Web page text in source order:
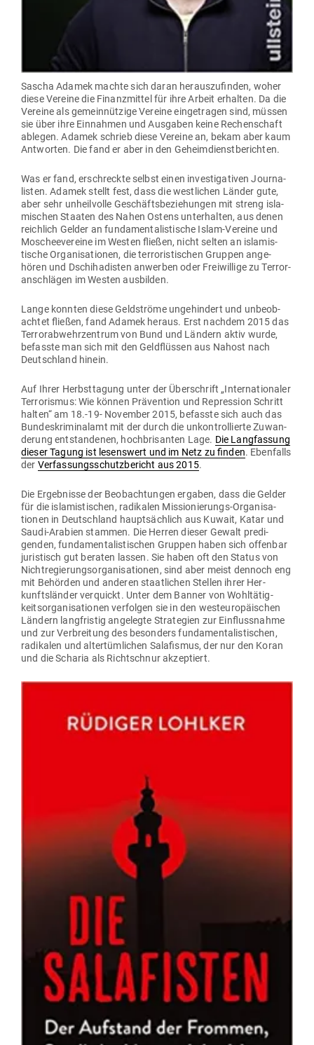
Sascha Adamek machte sich daran her­aus­zu­finden, woher
diese Vereine die Finanz­mittel für ihre Arbeit erhalten. Da die
Vereine als gemein­nützige Vereine ein­ge­tragen sind, müssen
sie über ihre Ein­nahmen und Aus­gaben keine Rechen­schaft
ablegen. Adamek schrieb diese Vereine an, bekam aber kaum
Ant­worten. Die fand er aber in den Geheimdienstberichten.
Was er fand, erschreckte selbst einen inves­ti­ga­tiven Jour­na­
listen. Adamek stellt fest, dass die west­lichen Länder gute,
aber sehr unheil­volle Geschäfts­be­zie­hungen mit streng isla­
mi­schen Staaten des Nahen Ostens unter­halten, aus denen
reichlich Gelder an fun­da­men­ta­lis­tische Islam-Vereine und
Moschee­vereine im Westen fließen, nicht selten an isla­mis­
tische Orga­ni­sa­tionen, die ter­ro­ris­ti­schen Gruppen ange­
hören und Dschi­ha­disten anwerben oder Frei­willige zu Ter­ror­
an­schlägen im Westen ausbilden.
Lange konnten diese Geld­ströme unge­hindert und unbe­ob­
achtet fließen, fand Adamek heraus. Erst nachdem 2015 das
Ter­ror­ab­wehr­zentrum von Bund und Ländern aktiv wurde,
befasste man sich mit den Geld­flüssen aus Nahost nach
Deutschland hinein.
Auf Ihrer Herbst­tagung unter der Über­schrift „Inter­na­tio­naler
Ter­ro­rismus: Wie können Prä­vention und Repression Schritt
halten“ am 18.-19- November 2015, befasste sich auch das
Bun­des­kri­mi­nalamt mit der durch die unkon­trol­lierte Zuwan­
derung ent­stan­denen, hoch­bri­santen Lage. Die Lang­fassung
dieser Tagung ist lesenswert und im Netz zu finden. Eben­falls
der Ver­fas­sungs­schutz­be­richt aus 2015.
Die Ergeb­nisse der Beob­ach­tungen ergaben, dass die Gelder
für die isla­mis­ti­schen, radi­kalen Mis­sio­nie­rungs-Orga­ni­sa­
tionen in Deutschland haupt­sächlich aus Kuwait, Katar und
Saudi-Arabien stammen. Die Herren dieser Gewalt pre­di­
genden, fun­da­men­ta­lis­ti­schen Gruppen haben sich offenbar
juris­tisch gut beraten lassen. Sie haben oft den Status von
Nicht­re­gie­rungs­or­ga­ni­sa­tionen, sind aber meist dennoch eng
mit Behörden und anderen staat­lichen Stellen ihrer Her­
kunfts­länder ver­quickt. Unter dem Banner von Wohl­tä­tig­
keits­or­ga­ni­sa­tionen ver­folgen sie in den west­eu­ro­päi­schen
Ländern lang­fristig ange­legte Stra­tegien zur Ein­fluss­nahme
und zur Ver­breitung des besonders fun­da­men­ta­lis­ti­schen,
radi­kalen und alter­tüm­lichen Sala­fismus, der nur den Koran
und die Scharia als Richt­schnur akzeptiert.